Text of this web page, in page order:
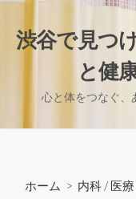
ス
渋谷で見つ
と健
心と体をつなぐ、
ホーム > 内科 /医療